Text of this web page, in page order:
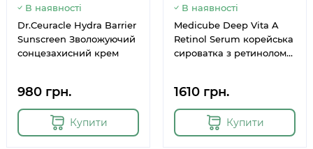
В наявності
Dr.Ceuracle Hydra Barrier
Sunscreen Зволожуючий
сонцезахисний крем
980 грн.
Купити
В наявності
Medicube Deep Vita A
Retinol Serum корейська
сироватка з ретинолом
1610 грн.
Купити